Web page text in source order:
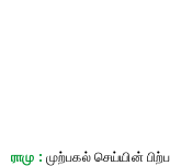
ராமு : முற்பகல் செய்யின்